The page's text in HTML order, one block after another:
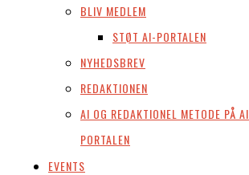
BLIV MEDLEM
STØT AI-PORTALEN
NYHEDSBREV
REDAKTIONEN
AI OG REDAKTIONEL METODE PÅ AI
PORTALEN
EVENTS